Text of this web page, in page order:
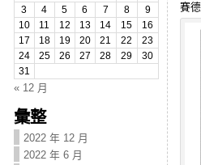
3
4 5 6 7 8
9
10
11 12 13 14 15
16
17
18 19 20 21 22
23
24
25 26 27 28 29
30
31
« 12 月
彙整
2022 年 12 月
2022 年 6 月
賽